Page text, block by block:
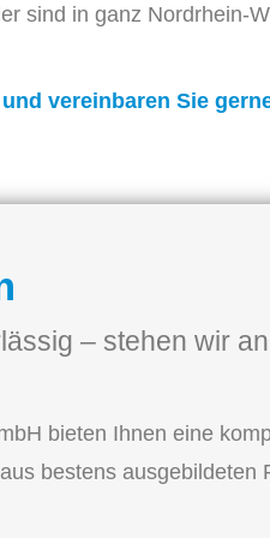
sind in ganz Nordrhein-
vereinbaren Sie
– stehen wir
bieten Ihnen eine
bestens